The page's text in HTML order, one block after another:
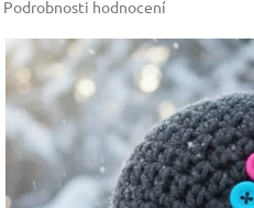
Podrobnosti hodnocení